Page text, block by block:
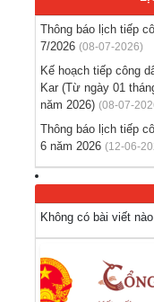
nhân liệt sĩ chưa
Kar
Thông báo lịch tiếp
7/2026 (08-07-2026)
Kế hoạch tiếp công
Kar (Từ ngày 01
năm 2026) (08-07-
Thông báo lịch tiếp
6 năm 2026 (12-06-
Không có bài viết nào.